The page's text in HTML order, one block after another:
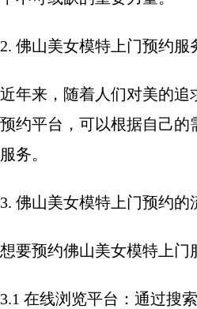
2. 佛山美女模特上门预约服
近年来，随着人们对美的
预约平台，可以根据自己
服务。
3. 佛山美女模特上门预约的
想要预约佛山美女模特上
3.1 在线浏览平台：通过搜